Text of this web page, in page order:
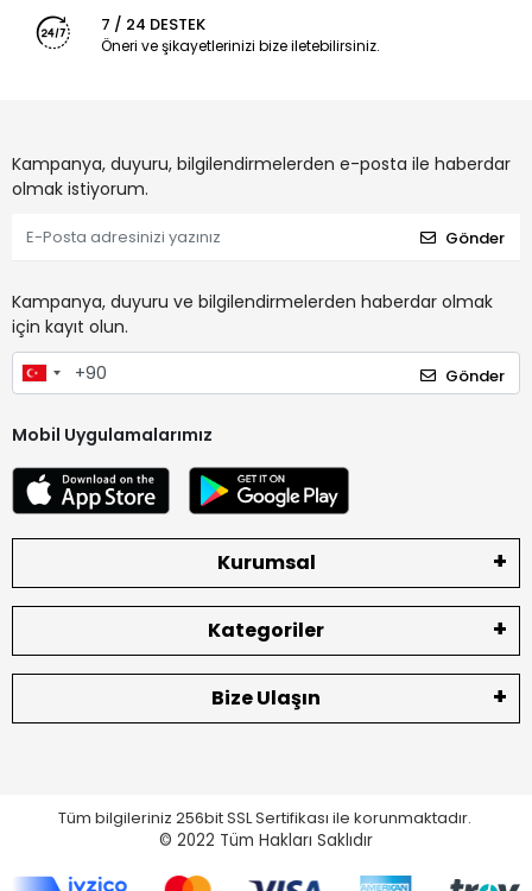
7 / 24 DESTEK
Öneri ve şikayetlerinizi bize iletebilirsiniz.
Kampanya, duyuru, bilgilendirmelerden e-posta ile haberdar
olmak istiyorum.
Gönder
Kampanya, duyuru ve bilgilendirmelerden haberdar olmak
için kayıt olun.
Gönder
Mobil Uygulamalarımız
Kurumsal
Kategoriler
Bize Ulaşın
Tüm bilgileriniz 256bit SSL Sertifikası ile korunmaktadır.
© 2022 Tüm Hakları Saklıdır